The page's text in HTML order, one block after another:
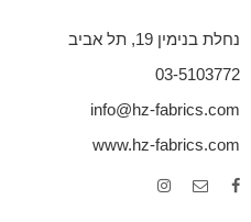
נחלת בנימין 19, תל אביב
03-5103772
info@hz-fabrics.com
www.hz-fabrics.com